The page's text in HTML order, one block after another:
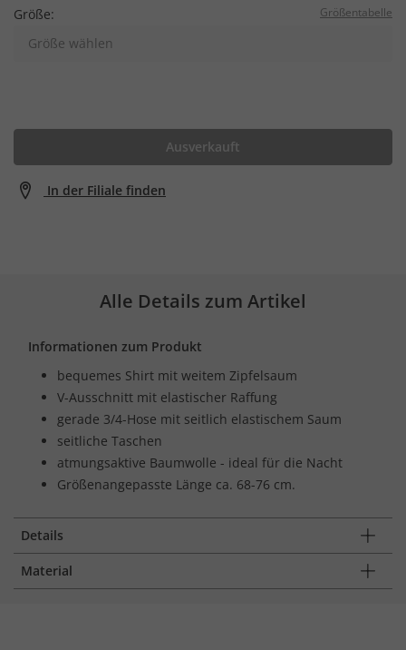
Größe: Größentabelle
Größe wählen
Ausverkauft
In der Filiale finden
Alle Details zum Artikel
Informationen zum Produkt
bequemes Shirt mit weitem Zipfelsaum
V-Ausschnitt mit elastischer Raffung
gerade 3/4-Hose mit seitlich elastischem Saum
seitliche Taschen
atmungsaktive Baumwolle - ideal für die Nacht
Größenangepasste Länge ca. 68-76 cm.
Details
Material